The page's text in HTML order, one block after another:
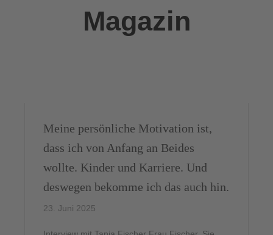
Vollzeit
Magazin
Meine persönliche Motivation ist,
dass ich von Anfang an Beides
wollte. Kinder und Karriere. Und
deswegen bekomme ich das auch hin.
23. Juni 2025